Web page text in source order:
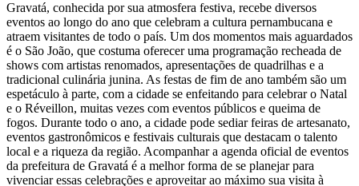
Gravatá, conhecida por sua atmosfera festiva, recebe diversos
eventos ao longo do ano que celebram a cultura pernambucana e
atraem visitantes de todo o país. Um dos momentos mais aguardados
é o São João, que costuma oferecer uma programação recheada de
shows com artistas renomados, apresentações de quadrilhas e a
tradicional culinária junina. As festas de fim de ano também são um
espetáculo à parte, com a cidade se enfeitando para celebrar o Natal
e o Réveillon, muitas vezes com eventos públicos e queima de
fogos. Durante todo o ano, a cidade pode sediar feiras de artesanato,
eventos gastronômicos e festivais culturais que destacam o talento
local e a riqueza da região. Acompanhar a agenda oficial de eventos
da prefeitura de Gravatá é a melhor forma de se planejar para
vivenciar essas celebrações e aproveitar ao máximo sua visita à